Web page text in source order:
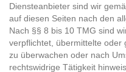
Diensteanbieter sind wir
auf diesen Seiten nach den
Nach §§ 8 bis 10 TMG sind
verpflichtet, übermittelte oder
zu überwachen oder nach
rechtswidrige Tätigkeit